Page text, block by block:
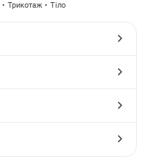
Трикотаж Тіло